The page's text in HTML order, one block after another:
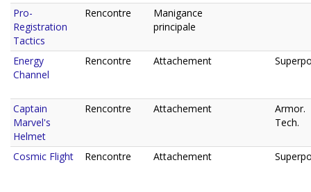
Pro-
Registration
Tactics
Rencontre
Manigance
principale
Energy
Channel
Rencontre Attachement
Captain
Marvel's
Helmet
Rencontre Attachement
Armor.
Tech.
Cosmic Flight Rencontre Attachement